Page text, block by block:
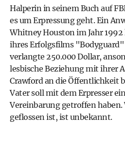
Halperin in seinem Buch auf
es um Erpressung geht. Ein
Whitney Houston im Jahr
ihres Erfolgsfilms "Bodyguard"
verlangte 250.000 Dollar,
lesbische Beziehung mit ihrer
Crawford an die Öffentlichkeit
Vater soll mit dem Erpresser
Vereinbarung getroffen haben.
geflossen ist, ist unbekannt.